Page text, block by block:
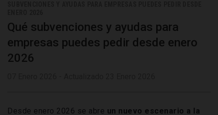
Qué subvenciones y ayudas para
empresas puedes pedir desde enero
2026
Desde enero 2026 se abre un nuevo escenario a la